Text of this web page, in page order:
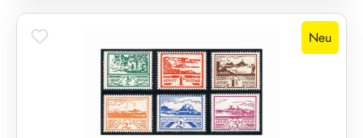
Neu